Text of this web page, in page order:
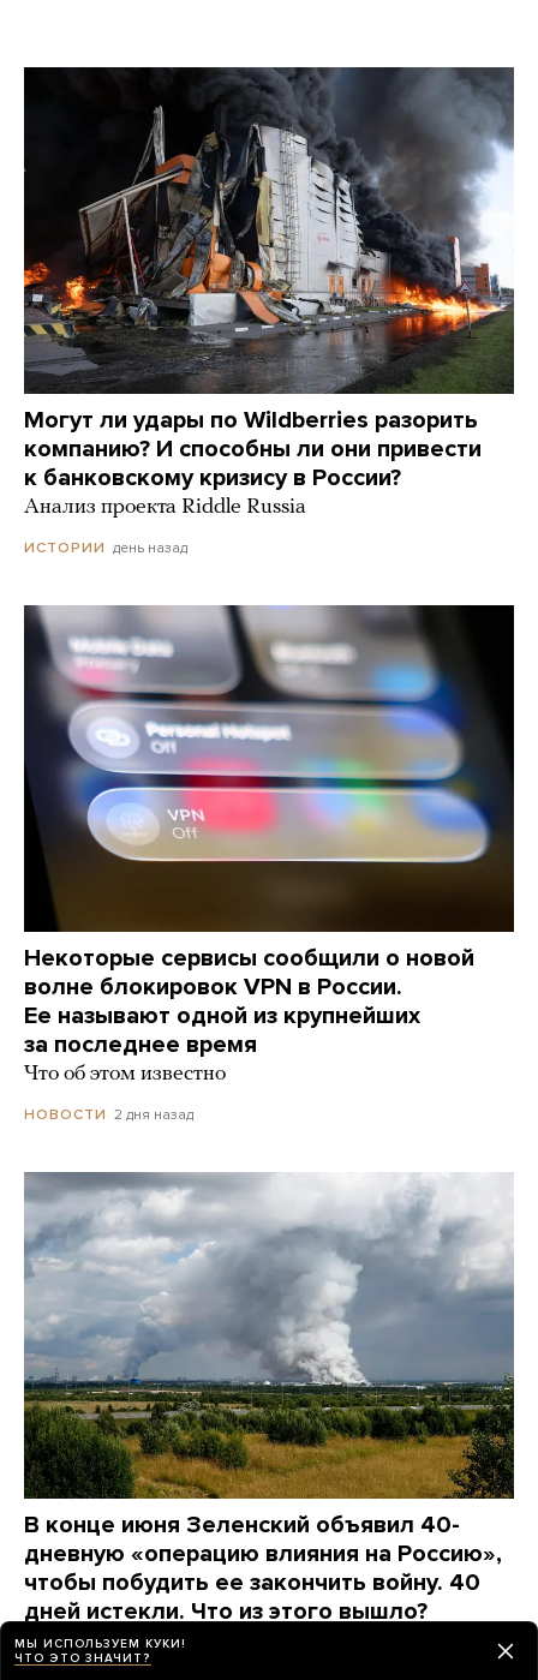
Могут ли удары по Wildberries разорить
компанию? И способны ли они привести
к банковскому кризису в России?
Анализ проекта Riddle Russia
ИСТОРИИ день назад
Некоторые сервисы сообщили о новой
волне блокировок VPN в России.
Ее называют одной из крупнейших
за последнее время
Что об этом известно
НОВОСТИ 2 дня назад
В конце июня Зеленский объявил 40-
дневную «операцию влияния на Россию»,
чтобы побудить ее закончить войну. 40
дней истекли. Что из этого вышло?
Максимально коротко
МЫ ИСПОЛЬЗУЕМ КУКИ!
ЧТО ЭТО ЗНАЧИТ?